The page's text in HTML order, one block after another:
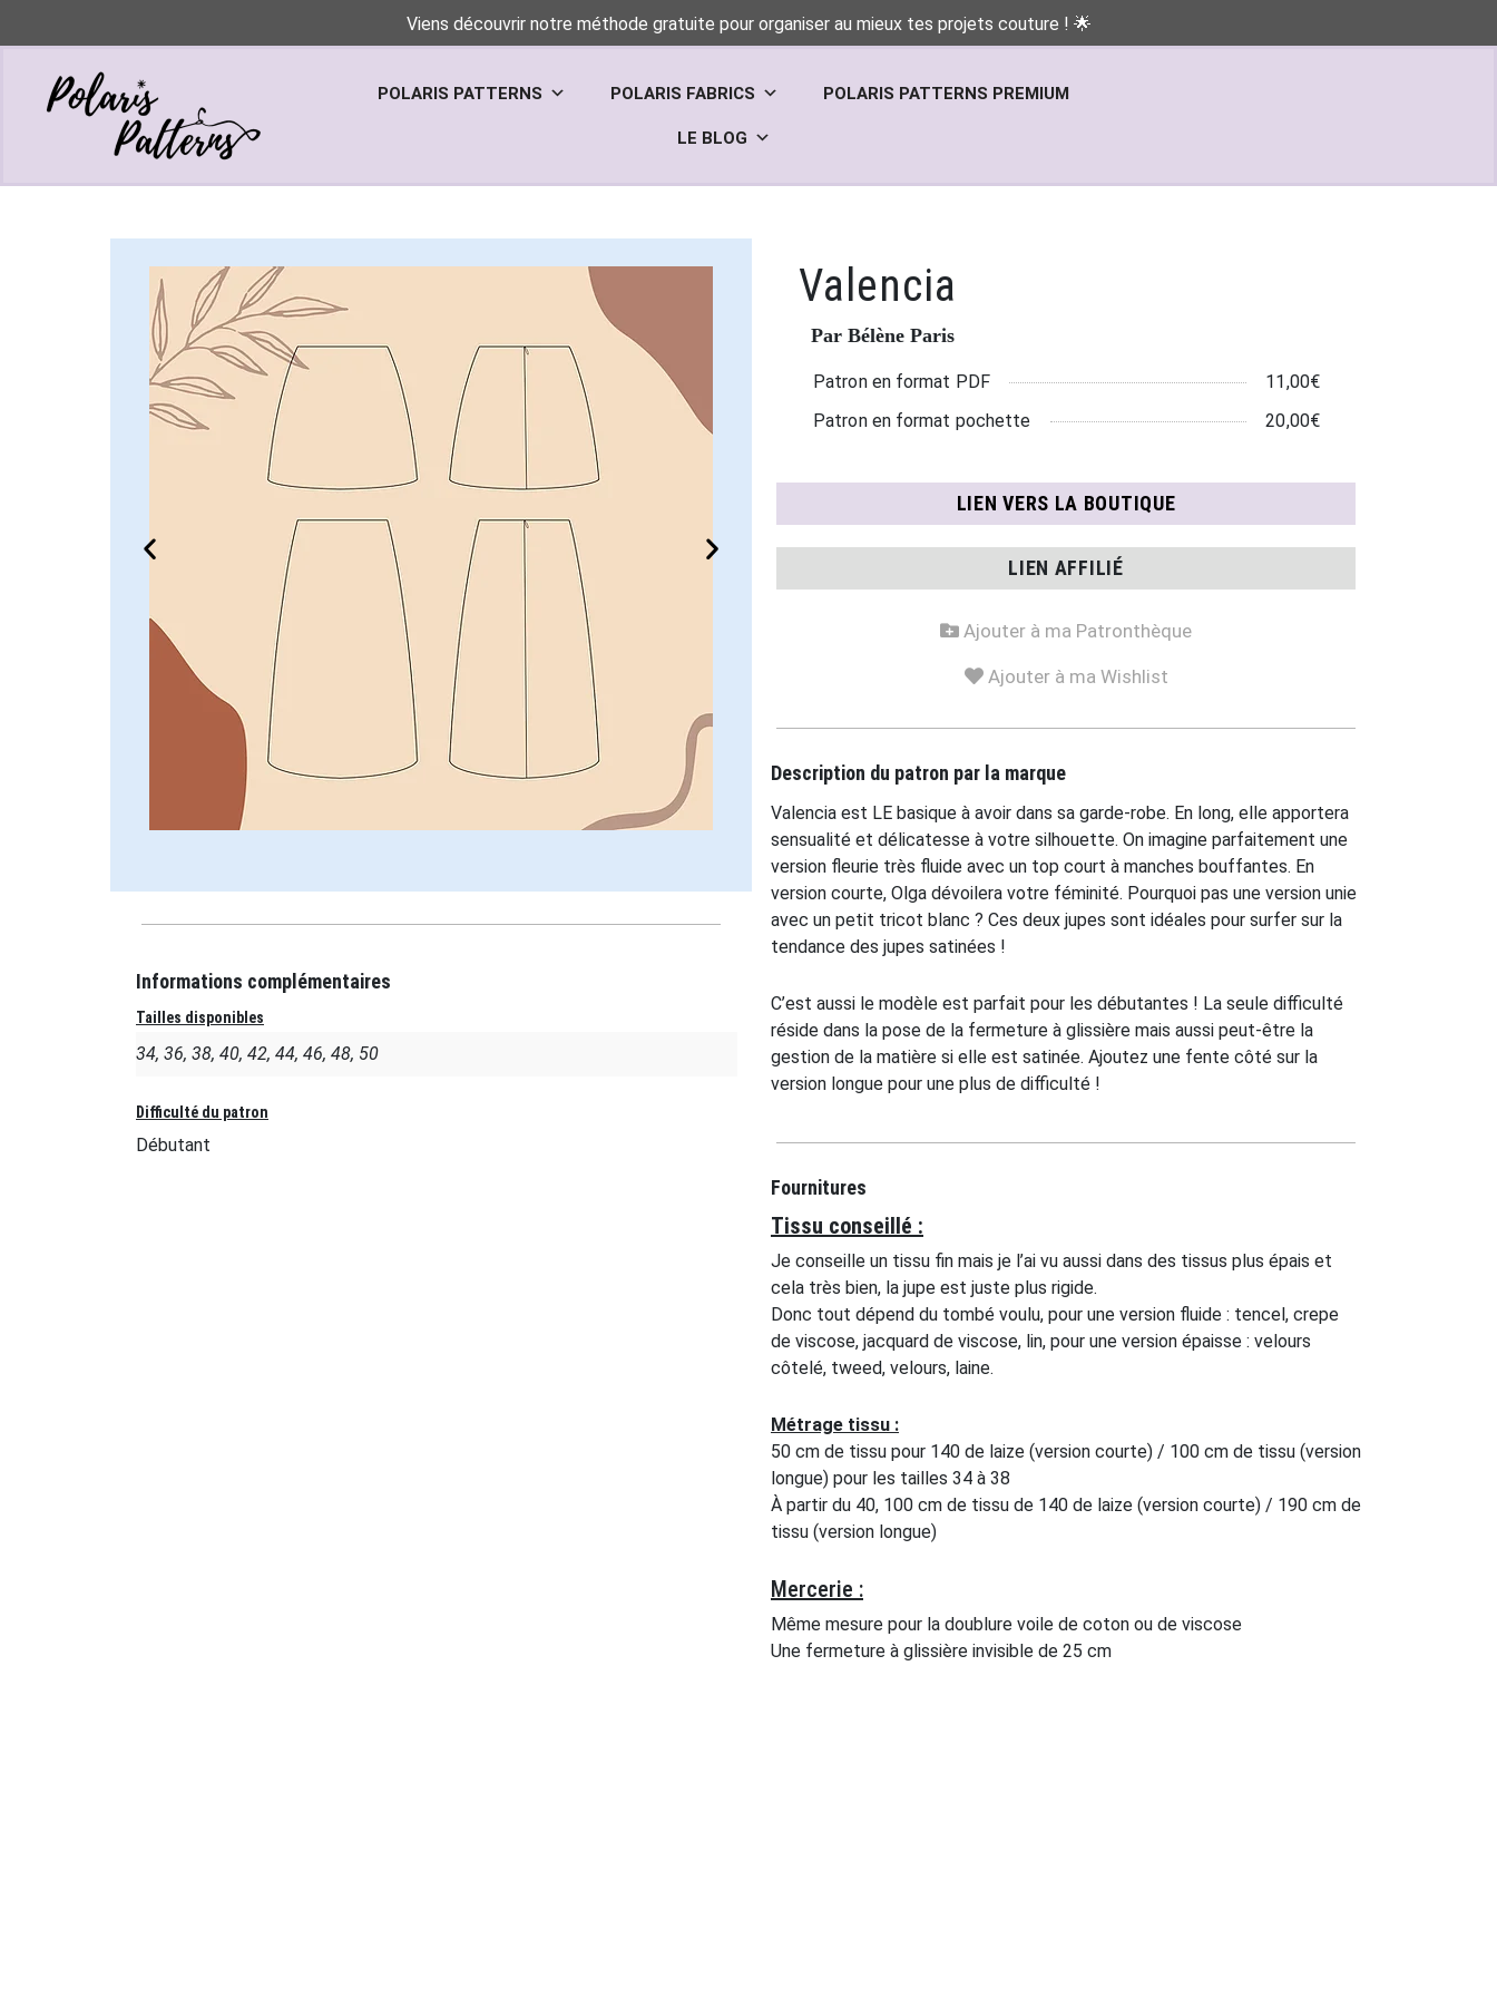
Viens découvrir notre méthode gratuite pour organiser au mieux tes projets couture ! 🌟
POLARIS PATTERNS POLARIS FABRICS POLARIS PATTERNS PREMIUM
LE BLOG
Informations complémentaires
Tailles disponibles
34, 36, 38, 40, 42, 44, 46, 48, 50
Difficulté du patron
Débutant
Valencia
Par Bélène Paris
Patron en format PDF
11,00€
Patron en format pochette
20,00€
LIEN VERS LA BOUTIQUE
LIEN AFFILIÉ
Ajouter à ma Patronthèque
Ajouter à ma Wishlist
Description du patron par la marque
Valencia est LE basique à avoir dans sa garde-robe. En long, elle apportera
sensualité et délicatesse à votre silhouette. On imagine parfaitement une
version fleurie très fluide avec un top court à manches bouffantes. En
version courte, Olga dévoilera votre féminité. Pourquoi pas une version unie
avec un petit tricot blanc ? Ces deux jupes sont idéales pour surfer sur la
tendance des jupes satinées !
C’est aussi le modèle est parfait pour les débutantes ! La seule difficulté
réside dans la pose de la fermeture à glissière mais aussi peut-être la
gestion de la matière si elle est satinée. Ajoutez une fente côté sur la
version longue pour une plus de difficulté !
Fournitures
Tissu conseillé :
Je conseille un tissu fin mais je l’ai vu aussi dans des tissus plus épais et
cela très bien, la jupe est juste plus rigide.
Donc tout dépend du tombé voulu, pour une version fluide : tencel, crepe
de viscose, jacquard de viscose, lin, pour une version épaisse : velours
côtelé, tweed, velours, laine.
Métrage tissu :
50 cm de tissu pour 140 de laize (version courte) / 100 cm de tissu (version
longue) pour les tailles 34 à 38
À partir du 40, 100 cm de tissu de 140 de laize (version courte) / 190 cm de
tissu (version longue)
Mercerie :
Même mesure pour la doublure voile de coton ou de viscose
Une fermeture à glissière invisible de 25 cm